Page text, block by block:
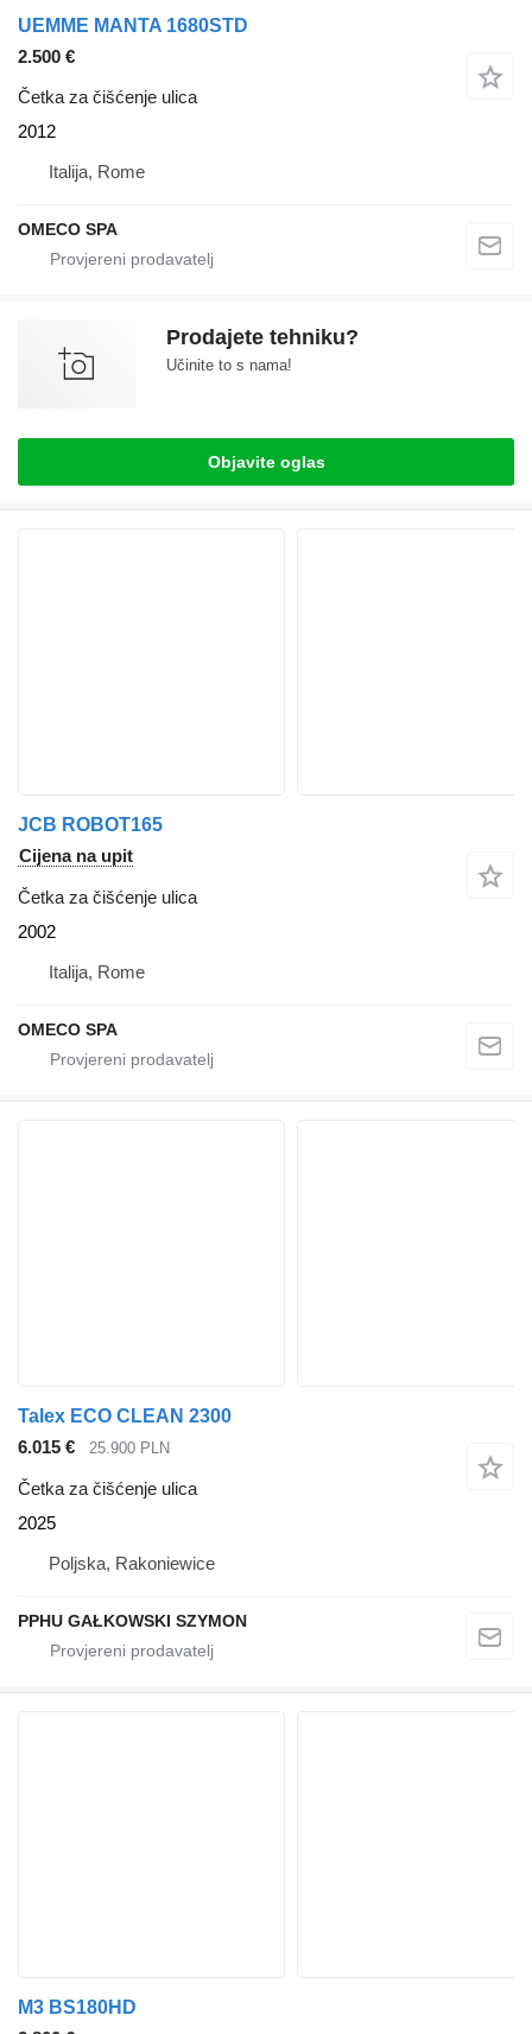
UEMME MANTA 1680STD
2.500 €
Četka za čišćenje ulica
2012
Italija, Rome
OMECO SPA
Prodajete tehniku?
Učinite to s nama!
Objavite oglas
JCB ROBOT165
Cijena na upit
Četka za čišćenje ulica
2002
Italija, Rome
OMECO SPA
Talex ECO CLEAN 2300
6.015 €
25.900 PLN
Četka za čišćenje ulica
2025
Poljska, Rakoniewice
PPHU GAŁKOWSKI SZYMON
M3 BS180HD